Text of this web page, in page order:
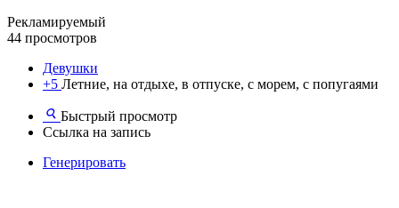
Рекламируемый
44 просмотров
Девушки
+5 Летние, на отдыхе, в отпуске, с морем, с попугаями
Быстрый просмотр
Ссылка на запись
Генерировать